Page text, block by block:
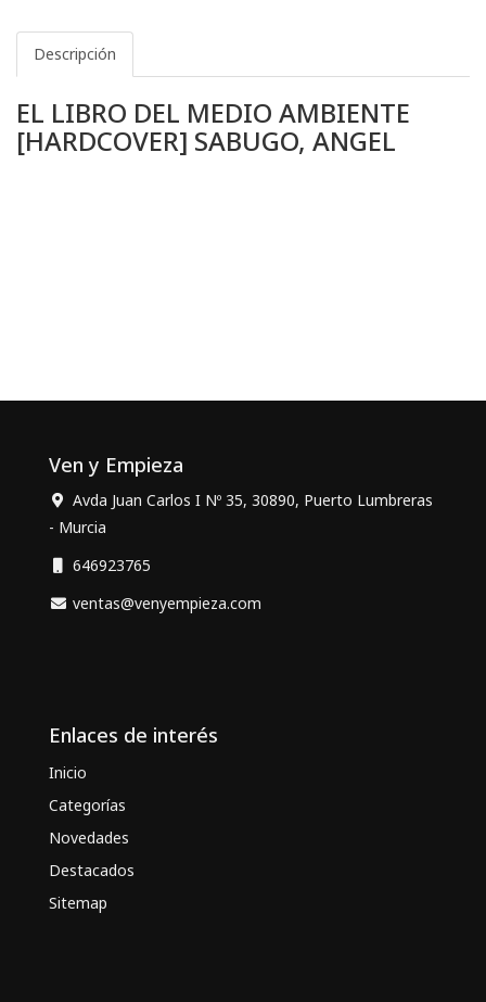
Descripción
EL LIBRO DEL MEDIO AMBIENTE
[HARDCOVER] SABUGO, ANGEL
Ven y Empieza
Avda Juan Carlos I Nº 35, 30890, Puerto Lumbreras
- Murcia
646923765
ventas@venyempieza.com
Enlaces de interés
Inicio
Categorías
Novedades
Destacados
Sitemap